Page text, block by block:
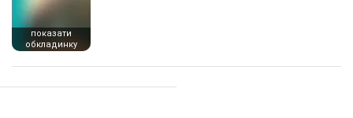
показати
обкладинку